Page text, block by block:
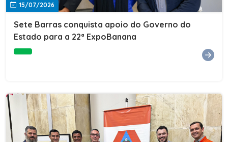
15/07/2026
Sete Barras conquista apoio do Governo do
Estado para a 22ª ExpoBanana